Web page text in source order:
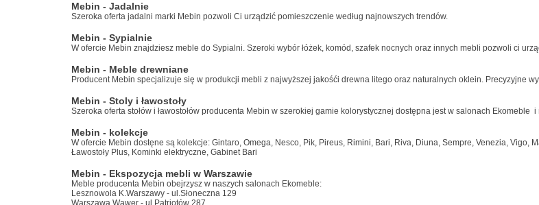
Mebin - Jadalnie
Szeroka oferta jadalni marki Mebin pozwoli Ci urządzić pomieszczenie według najnowszych trendów.
Mebin - Sypialnie
W ofercie Mebin znajdziesz meble do Sypialni. Szeroki wybór łóżek, komód, szafek nocnych oraz innych mebli pozwoli ci
Mebin - Meble drewniane
Producent Mebin specjalizuje się w produkcji mebli z najwyższej jakośći drewna litego oraz naturalnych oklein. Precyzyjne
Mebin - Stoly i ławostoły
Szeroka oferta stołów i ławostołów producenta Mebin w szerokiej gamie kolorystycznej dostępna jest w salonach Ekomeble i
Mebin - kolekcje
W ofercie Mebin dostęne są kolekcje: Gintaro, Omega, Nesco, Pik, Pireus, Rimini, Bari, Riva, Diuna, Sempre, Venezia, Vigo,
Ławostoły Plus, Kominki elektryczne, Gabinet Bari
Mebin - Ekspozycja mebli w Warszawie
Meble producenta Mebin obejrzysz w naszych salonach Ekomeble:
Lesznowola K.Warszawy - ul.Słoneczna 129
Warszawa Wawer - ul.Patriotów 287